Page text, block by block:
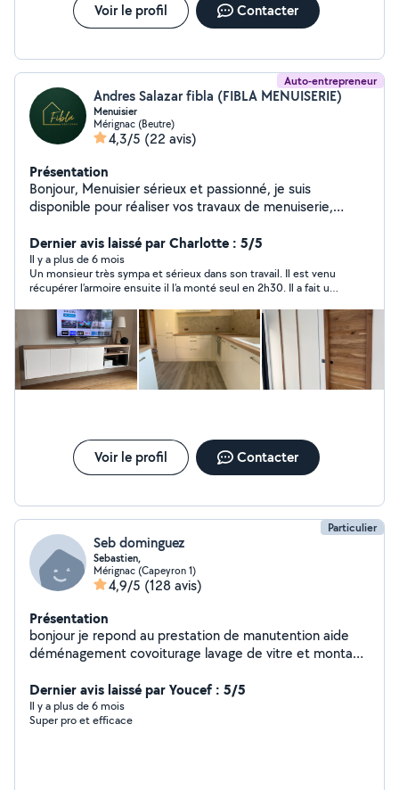
Voir le profil Contacter
Auto-entrepreneur
Andres Salazar fibla (FIBLA MENUISERIE)
Menuisier
Mérignac (Beutre)
4,3/5 (22 avis)
Présentation
Bonjour, Menuisier sérieux et passionné, je suis
disponible pour réaliser vos travaux de menuiserie,
J'interviens notamment pour : Pose de cuisines Meubles
et rangements sur mesure Montage et ajustement de
meubles Pose de portes, fenêtres et volets Parquet,
terrasses bois Travaux de finitions et peinture intérieure
Appliqué, ponctuel et à l'écoute, je m'engage à fournir
un travail soigné, des solutions adaptées à vos besoins
et des tarifs justes. Chaque projet est réalisé avec
sérieux, qu'il s'agisse d'un petit dépannage ou d'un
aménagement plus complet.
Dernier avis laissé par Charlotte : 5/5
Il y a plus de 6 mois
Un monsieur très sympa et sérieux dans son travail. Il est venu
récupérer l’armoire ensuite il l’a monté seul en 2h30. Il a fait un
recommande fortement. Merci beaucoup Andres ? À bientôt
j’espère, pour mon futur déménagement.
Voir le profil Contacter
Particulier
Seb dominguez
Sebastien,
Mérignac (Capeyron 1)
4,9/5 (128 avis)
Présentation
bonjour je repond au prestation de manutention aide
déménagement covoiturage lavage de vitre et montage
Dernier avis laissé par Youcef : 5/5
Il y a plus de 6 mois
Super pro et efficace